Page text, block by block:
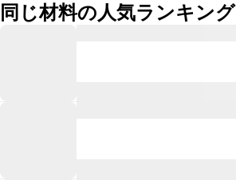
同じ材料の人気ランキング